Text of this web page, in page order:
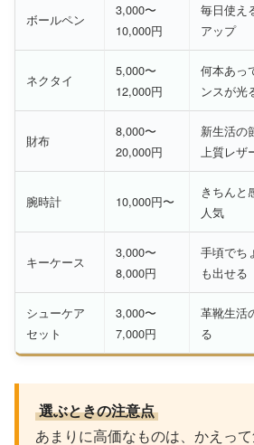
ボールペン
3,000〜
10,000円
毎日使え
アップ
ネクタイ
5,000〜
12,000円
何本あっ
ンスが光
財布
8,000〜
20,000円
新生活の
上質レザ
腕時計 10,000円〜
きちんと
人気
キーケース
3,000〜
8,000円
手頃でち
も出せる
シューケア
セット
3,000〜
7,000円
革靴生活
る
選ぶときの注意点
あまりに高価なものは、かえっ